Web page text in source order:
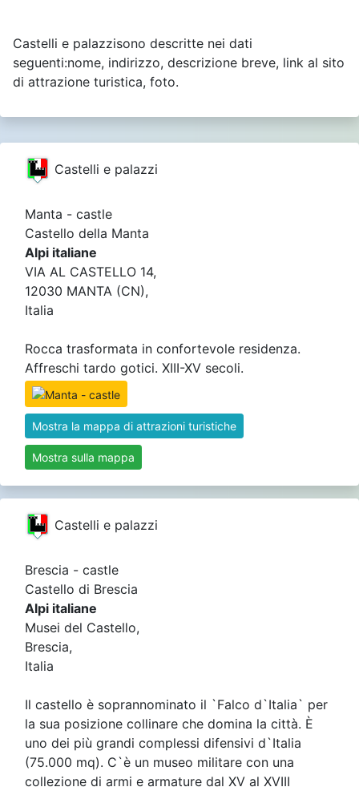
Castelli e palazzisono descritte nei dati
seguenti:nome, indirizzo, descrizione breve, link al sito
di attrazione turistica, foto.
Castelli e palazzi
Manta - castle
Castello della Manta
Alpi italiane
VIA AL CASTELLO 14,
12030 MANTA (CN),
Italia
Rocca trasformata in confortevole residenza.
Affreschi tardo gotici. XIII-XV secoli.
Mostra la mappa di attrazioni turistiche
Mostra sulla mappa
Castelli e palazzi
Brescia - castle
Castello di Brescia
Alpi italiane
Musei del Castello,
Brescia,
Italia
Il castello è soprannominato il `Falco d`Italia` per
la sua posizione collinare che domina la città. È
uno dei più grandi complessi difensivi d`Italia
(75.000 mq). C`è un museo militare con una
collezione di armi e armature dal XV al XVIII